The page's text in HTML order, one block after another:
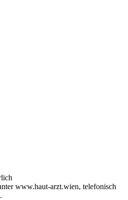
www.haut-arzt.wien, telefonisch